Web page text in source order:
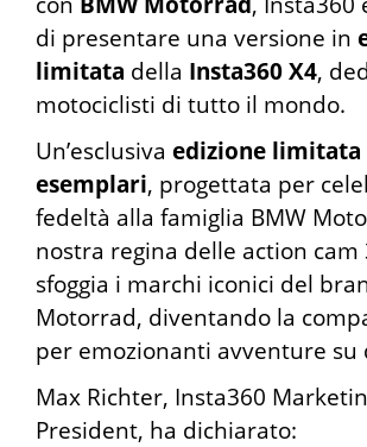
di presentare una versione in
limitata della Insta360 X4,
motociclisti di tutto il mondo.
Un’esclusiva edizione limitata
esemplari, progettata per
fedeltà alla famiglia BMW
nostra regina delle action cam
sfoggia i marchi iconici del
Motorrad, diventando la
per emozionanti avventure su
Max Richter, Insta360
President, ha dichiarato: